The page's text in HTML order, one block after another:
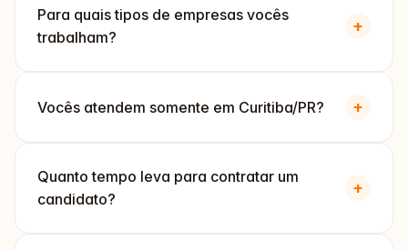
Para quais tipos de empresas vocês
trabalham?
+
Vocês atendem somente em Curitiba/PR? +
Quanto tempo leva para contratar um
candidato?
+